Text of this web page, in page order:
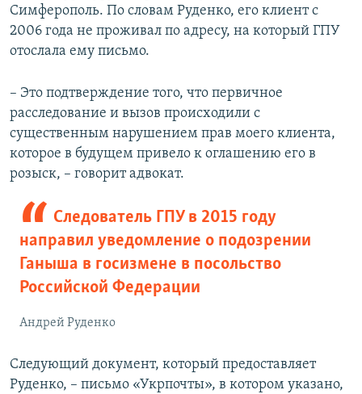
Симферополь. По словам Руденко, его клиент с
2006 года не проживал по адресу, на который ГПУ
отослала ему письмо.
– Это подтверждение того, что первичное
расследование и вызов происходили с
существенным нарушением прав моего клиента,
которое в будущем привело к оглашению его в
розыск, – говорит адвокат.
Следователь ГПУ в 2015 году
направил уведомление о подозрении
Ганыша в госизмене в посольство
Российской Федерации
Андрей Руденко
Следующий документ, который предоставляет
Руденко, – письмо «Укрпочты», в котором указано,